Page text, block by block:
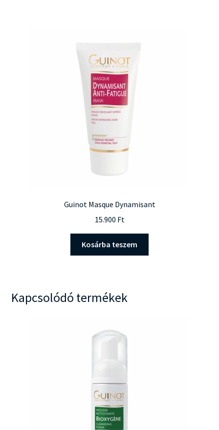
Guinot Masque Dynamisant
15.900 Ft
Kosárba teszem
Kapcsolódó termékek